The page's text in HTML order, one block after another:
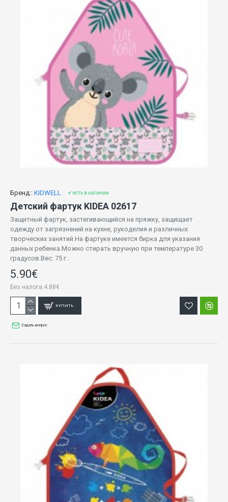
Бренд:: KIDWELL ✔ есть в наличии
Детский фартук KIDEA 02617
Защитный фартук, застегивающийся на пряжку, защищает
одежду от загрязнений на кухне, рукоделия и различных
творческих занятий.На фартуке имеется бирка для указания
данных ребенка.Можно стирать вручную при температуре 30
градусов.Вес: 75 г..
5.90€
Без налога:4.88€
КУПИТЬ
Задать вопрос